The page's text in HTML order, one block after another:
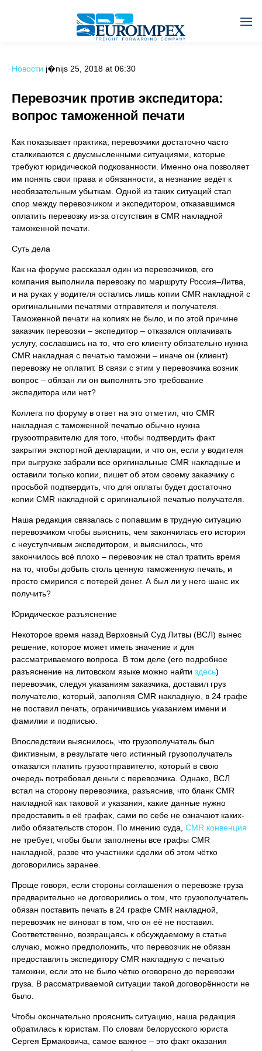
Новости j�nijs 25, 2018 at 06:30
Перевозчик против экспедитора:
вопрос таможенной печати
Как показывает практика, перевозчики достаточно часто
сталкиваются с двусмысленными ситуациями, которые
требуют юридической подкованности. Именно она позволяет
им понять свои права и обязанности, а незнание ведёт к
необязательным убыткам. Одной из таких ситуаций стал
спор между перевозчиком и экспедитором, отказавшимся
оплатить перевозку из-за отсутствия в CMR накладной
таможенной печати.
Суть дела
Как на форуме рассказал один из перевозчиков, его
компания выполнила перевозку по маршруту Россия–Литва,
и на руках у водителя остались лишь копии CMR накладной с
оригинальными печатями отправителя и получателя.
Таможенной печати на копиях не было, и по этой причине
заказчик перевозки – экспедитор – отказался оплачивать
услугу, сославшись на то, что его клиенту обязательно нужна
CMR накладная с печатью таможни – иначе он (клиент)
перевозку не оплатит. В связи с этим у перевозчика возник
вопрос – обязан ли он выполнять это требование
экспедитора или нет?
Коллега по форуму в ответ на это отметил, что CMR
накладная с таможенной печатью обычно нужна
грузоотправителю для того, чтобы подтвердить факт
закрытия экспортной декларации, и что он, если у водителя
при выгрузке забрали все оригинальные CMR накладные и
оставили только копии, пишет об этом своему заказчику с
просьбой подтвердить, что для оплаты будет достаточно
копии CMR накладной с оригинальной печатью получателя.
Наша редакция связалась с попавшим в трудную ситуацию
перевозчиком чтобы выяснить, чем закончилась его история
с неуступчивым экспедитором, и выяснилось, что
закончилось всё плохо – перевозчик не стал тратить время
на то, чтобы добыть столь ценную таможенную печать, и
просто смирился с потерей денег. А был ли у него шанс их
получить?
Юридическое разъяснение
Некоторое время назад Верховный Суд Литвы (ВСЛ) вынес
решение, которое может иметь значение и для
рассматриваемого вопроса. В том деле (его подробное
разъяснение на литовском языке можно найти здесь)
перевозчик, следуя указаниям заказчика, доставил груз
получателю, который, заполняя CMR накладную, в 24 графе
не поставил печать, ограничившись указанием имени и
фамилии и подписью.
Впоследствии выяснилось, что грузополучатель был
фиктивным, в результате чего истинный грузополучатель
отказался платить грузоотправителю, который в свою
очередь потребовал деньги с перевозчика. Однако, ВСЛ
встал на сторону перевозчика, разъяснив, что бланк CMR
накладной как таковой и указания, какие данные нужно
предоставить в её графах, сами по себе не означают каких-
либо обязательств сторон. По мнению суда, CMR конвенция
не требует, чтобы были заполнены все графы CMR
накладной, разве что участники сделки об этом чётко
договорились заранее.
Проще говоря, если стороны соглашения о перевозке груза
предварительно не договорились о том, что грузополучатель
обязан поставить печать в 24 графе CMR накладной,
перевозчик не виноват в том, что он её не поставил.
Соответственно, возвращаясь к обсуждаемому в статье
случаю, можно предположить, что перевозчик не обязан
предоставлять экспедитору CMR накладную с печатью
таможни, если это не было чётко оговорено до перевозки
груза. В рассматриваемой ситуации такой договорённости не
было.
Чтобы окончательно прояснить ситуацию, наша редакция
обратилась к юристам. По словам белорусского юриста
Сергея Ермаковича, самое важное – это факт оказания